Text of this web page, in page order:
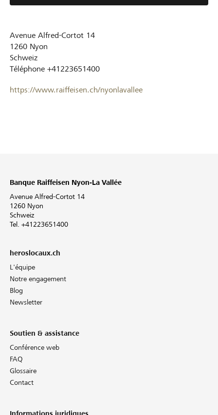
Avenue Alfred-Cortot 14
1260 Nyon
Schweiz
Téléphone +41223651400
https://www.raiffeisen.ch/nyonlavallee
Banque Raiffeisen Nyon-La Vallée
Avenue Alfred-Cortot 14
1260 Nyon
Schweiz
Tel. +41223651400
heroslocaux.ch
L'équipe
Notre engagement
Blog
Newsletter
Soutien & assistance
Conférence web
FAQ
Glossaire
Contact
Informations juridiques